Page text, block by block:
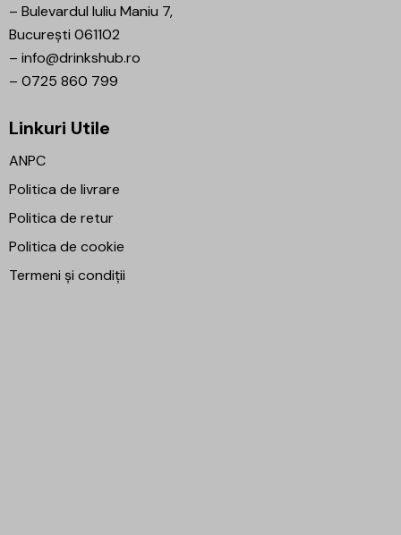
– Bulevardul Iuliu Maniu 7,
București 061102
– info@drinkshub.ro
– 0725 860 799
Linkuri Utile
ANPC
Politica de livrare
Politica de retur
Politica de cookie
Termeni și condiții